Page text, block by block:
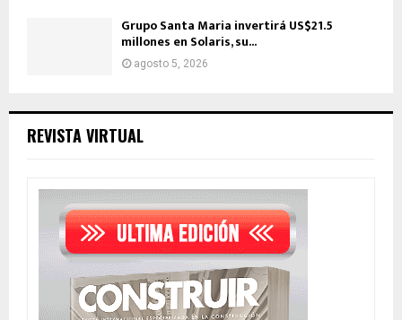
Grupo Santa Maria invertirá US$21.5
millones en Solaris, su...
agosto 5, 2026
REVISTA VIRTUAL